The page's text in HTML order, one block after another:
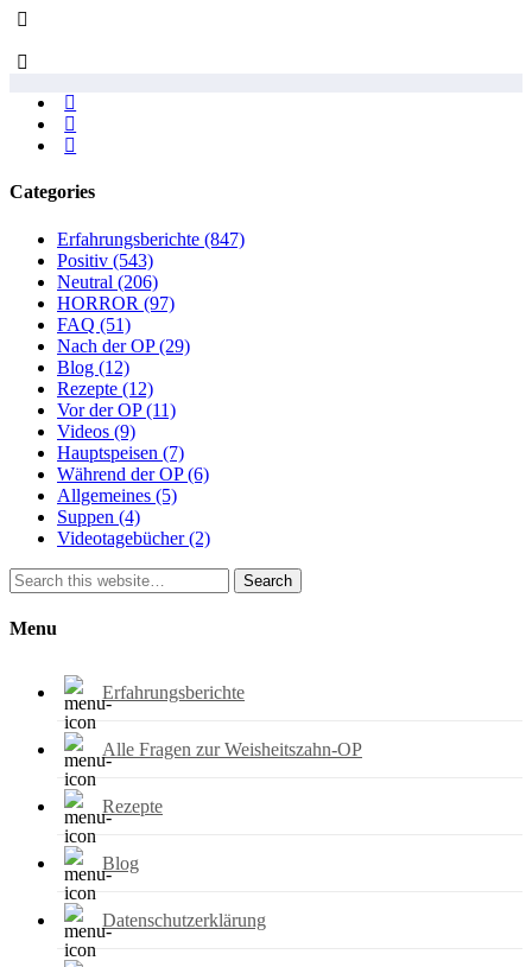
Categories
Erfahrungsberichte (847)
Positiv (543)
Neutral (206)
HORROR (97)
FAQ (51)
Nach der OP(29)
Blog (12)
Rezepte (12)
Vor der OP(11)
Videos (9)
Hauptspeisen (7)
Während der OP(6)
Allgemeines (5)
Suppen (4)
Videotagebücher(2)
Search
Menu
Erfahrungsberichte
Alle Fragen zur Weisheitszahn-OP
Rezepte
Blog
Datenschutzerklärung